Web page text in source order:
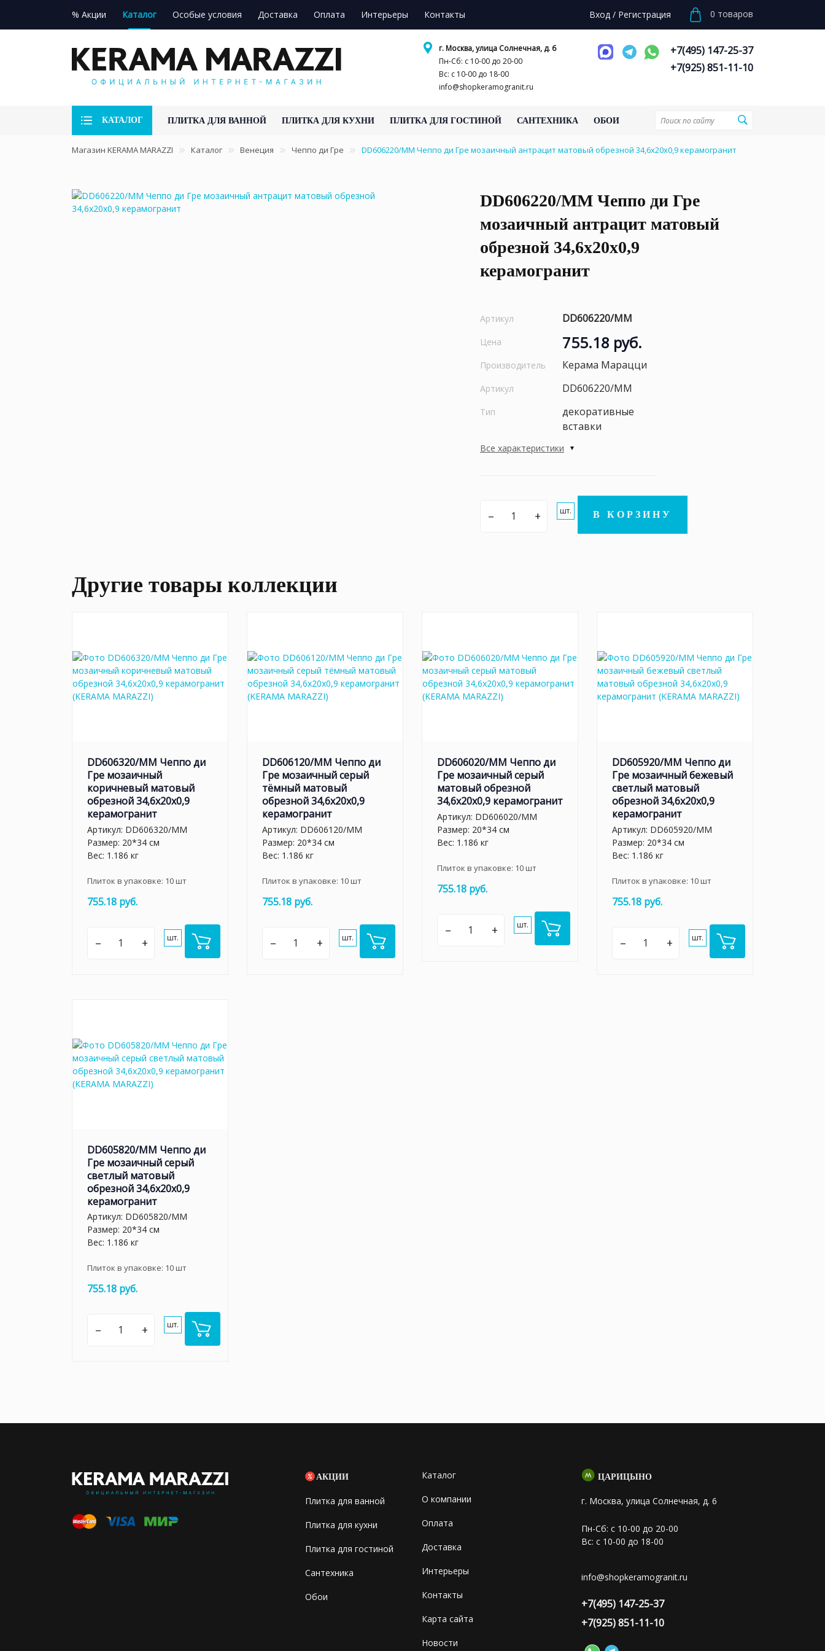
% Акции Каталог Особые условия Доставка Оплата Интерьеры Контакты Вход / Регистрация 0 товаров
г. Москва, улица Солнечная, д. 6
Пн-Сб: с 10-00 до 20-00
Вс: с 10-00 до 18-00
info@shopkeramogranit.ru
+7(495) 147-25-37
+7(925) 851-11-10
КАТАЛОГ ПЛИТКА ДЛЯ ВАННОЙ ПЛИТКА ДЛЯ КУХНИ ПЛИТКА ДЛЯ ГОСТИНОЙ САНТЕХНИКА ОБОИ
Магазин KERAMA MARAZZI Каталог Венеция Чеппо ди Гре DD606220/MM Чеппо ди Гре мозаичный антрацит матовый обрезной 34,6x20x0,9 керамогранит
DD606220/MM Чеппо ди Гре
мозаичный антрацит матовый
обрезной 34,6x20x0,9
керамогранит
Артикул DD606220/MM
Цена 755.18 руб.
Производитель Керама Марацци
Артикул DD606220/MM
Тип
декоративные
вставки
Все характеристики
– + шт. В КОРЗИНУ
Другие товары коллекции
DD606320/MM Чеппо ди
Гре мозаичный
коричневый матовый
обрезной 34,6x20x0,9
керамогранит
Артикул: DD606320/MM
Размер: 20*34 см
Вес: 1.186 кг
Плиток в упаковке: 10шт
755.18 руб.
– + шт.
DD606120/MM Чеппо ди
Гре мозаичный серый
тёмный матовый
обрезной 34,6x20x0,9
керамогранит
Артикул: DD606120/MM
Размер: 20*34 см
Вес: 1.186 кг
Плиток в упаковке: 10шт
755.18 руб.
– + шт.
DD606020/MM Чеппо ди
Гре мозаичный серый
матовый обрезной
34,6x20x0,9 керамогранит
Артикул: DD606020/MM
Размер: 20*34 см
Вес: 1.186 кг
Плиток в упаковке: 10шт
755.18 руб.
– + шт.
DD605920/MM Чеппо ди
Гре мозаичный бежевый
светлый матовый
обрезной 34,6x20x0,9
керамогранит
Артикул: DD605920/MM
Размер: 20*34 см
Вес: 1.186 кг
Плиток в упаковке: 10шт
755.18 руб.
– + шт.
DD605820/MM Чеппо ди
Гре мозаичный серый
светлый матовый
обрезной 34,6x20x0,9
керамогранит
Артикул: DD605820/MM
Размер: 20*34 см
Вес: 1.186 кг
Плиток в упаковке: 10шт
755.18 руб.
– + шт.
АКЦИИ
Плитка для ванной
Плитка для кухни
Плитка для гостиной
Сантехника
Обои
Каталог
О компании
Оплата
Доставка
Интерьеры
Контакты
Карта сайта
Новости
ЦАРИЦЫНО
г. Москва, улица Солнечная, д. 6
Пн-Сб: с 10-00 до 20-00
Вс: с 10-00 до 18-00
info@shopkeramogranit.ru
+7(495) 147-25-37
+7(925) 851-11-10